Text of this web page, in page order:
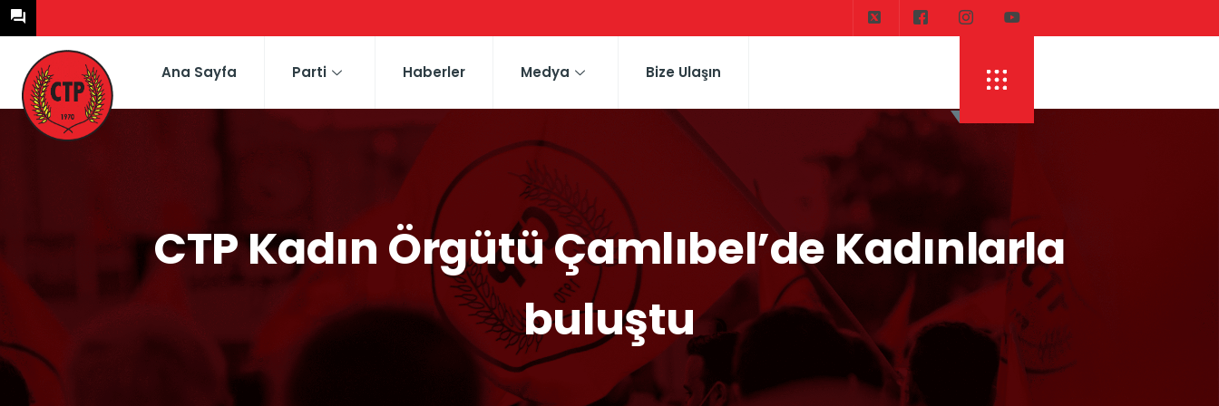
Ana Sayfa Parti Haberler Medya Bize Ulaşın
CTP Kadın Örgütü Çamlıbel’de Kadınlarla
buluştu